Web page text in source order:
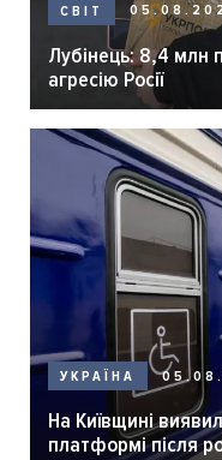
СВІТ
Лубінець: 8,4 млн
агресію Росії
УКРАЇНА
На Київщині
платформі після